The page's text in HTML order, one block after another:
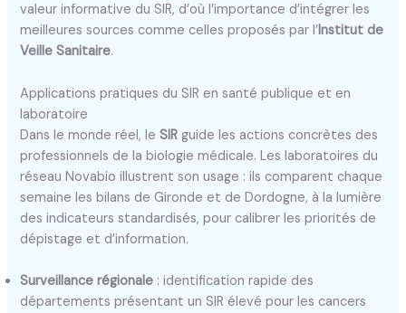
valeur informative du SIR, d’où l’importance d’intégrer les
meilleures sources comme celles proposés par l’Institut de
Veille Sanitaire.
Applications pratiques du SIR en santé publique et en
laboratoire
Dans le monde réel, le SIR guide les actions concrètes des
professionnels de la biologie médicale. Les laboratoires du
réseau Novabio illustrent son usage : ils comparent chaque
semaine les bilans de Gironde et de Dordogne, à la lumière
des indicateurs standardisés, pour calibrer les priorités de
dépistage et d’information.
Surveillance régionale : identification rapide des
départements présentant un SIR élevé pour les cancers